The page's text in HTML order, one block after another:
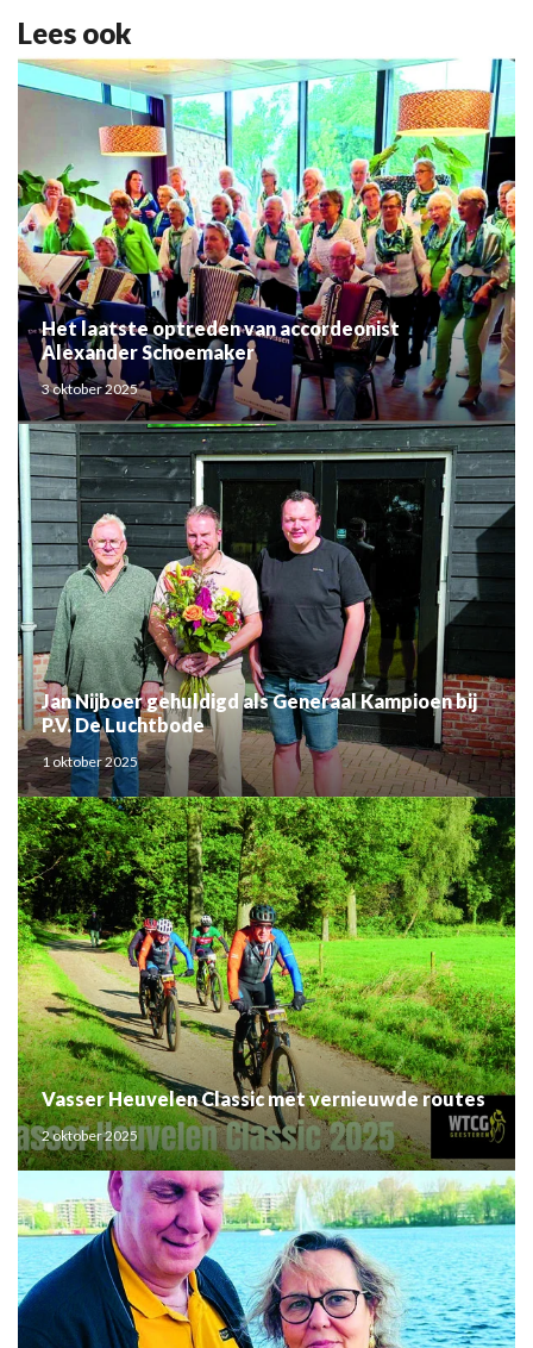
Lees ook
Het laatste optreden van accordeonist
Alexander Schoemaker
3 oktober 2025
Jan Nijboer gehuldigd als Generaal Kampioen bij
P.V. De Luchtbode
1 oktober 2025
Vasser Heuvelen Classic met vernieuwde routes
2 oktober 2025